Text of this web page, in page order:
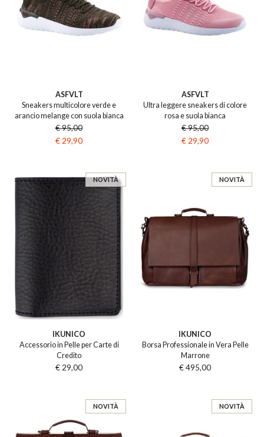
ASFVLT
Sneakers multicolore verde e
arancio melange con suola bianca
€ 95,00
€ 29,90
ASFVLT
Ultra leggere sneakers di colore
rosa e suola bianca
€ 95,00
€ 29,90
NOVITÀ
IKUNICO
Accessorio in Pelle per Carte di
Credito
€ 29,00
NOVITÀ
IKUNICO
Borsa Professionale in Vera Pelle
Marrone
€ 495,00
NOVITÀ NOVITÀ